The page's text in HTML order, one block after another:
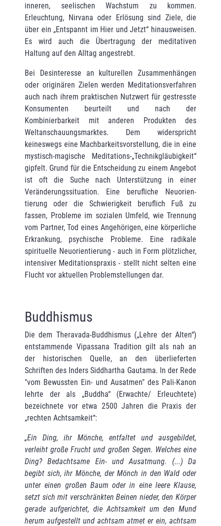
inneren, seelischen Wachstum zu kommen.
Erleuchtung, Nirvana oder Erlösung sind Ziele, die
über ein „Entspannt im Hier und Jetzt“ hinausweisen.
Es wird auch die Übertragung der meditativen
Haltung auf den Alltag angestrebt.
Bei Desinteresse an kulturellen Zusammenhängen
oder originären Zielen werden Medita­tionsverfahren
auch nach ihrem praktischen Nutzwert für gestresste
Konsumen­ten beurteilt und nach der
Kombinierbarkeit mit anderen Produkten des
Weltanschauungs­marktes. Dem widerspricht
keineswegs eine Machbarkeitsvorstellung, die in eine
mystisch-magische Meditations-„Technikgläubigkeit“
gipfelt. Grund für die Entscheidung zu einem Angebot
ist oft die Suche nach Unterstützung in einer
Veränderungssituation. Eine berufliche Neuorien­
tierung oder die Schwierigkeit beruf­lich Fuß zu
fassen, Probleme im sozialen Umfeld, wie Trennung
vom Partner, Tod eines Angehörigen, eine körperliche
Erkrankung, psychische Probleme. Eine radikale
spirituelle Neuorientierung - auch in Form plötzlicher,
intensiver Meditationspraxis - stellt nicht selten eine
Flucht vor aktuellen Problemstellungen dar.
Buddhismus
Die dem Theravada-Buddhismus („Lehre der Alten“)
entstammende Vipassana Tradition gilt als nah an
der historischen Quelle, an den überlieferten
Schriften des Inders Siddhartha Gautama. In der Rede
"vom Bewussten Ein- und Ausatmen" des Pali-Kanon
lehrte der als „Buddha“ (Erwachte/ Erleuchtete)
bezeichnete vor etwa 2500 Jahren die Praxis der
„rechten Achtsamkeit“:
„Ein Ding, ihr Mönche, entfaltet und ausgebildet,
verleiht große Frucht und großen Segen. Welches eine
Ding? Bedachtsame Ein- und Ausatmung. (...) Da
begibt sich, ihr Mönche, der Mönch in den Wald oder
unter einen großen Baum oder in eine leere Klause,
setzt sich mit verschränkten Beinen nieder, den Körper
gerade aufgerichtet, die Achtsamkeit um den Mund
herum aufgestellt und achtsam atmet er ein, achtsam